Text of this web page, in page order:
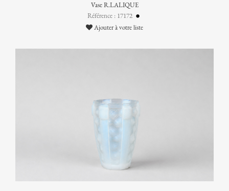
Vase R.LALIQUE
Référence : 17172
Ajouter à votre liste